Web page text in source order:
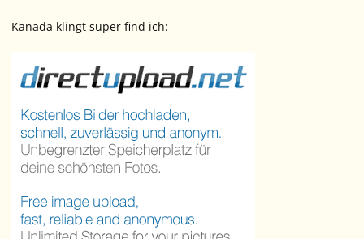
Kanada klingt super find ich: